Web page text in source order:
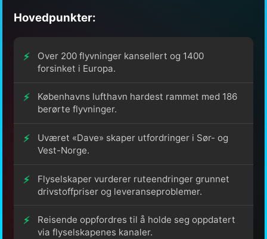
Hovedpunkter:
Over 200 flyvninger kansellert og 1400
forsinket i Europa.
Københavns lufthavn hardest rammet med 186
berørte flyvninger.
Uværet «Dave» skaper utfordringer i Sør- og
Vest-Norge.
Flyselskaper vurderer ruteendringer grunnet
drivstoffpriser og leveranseproblemer.
Reisende oppfordres til å holde seg oppdatert
via flyselskapenes kanaler.